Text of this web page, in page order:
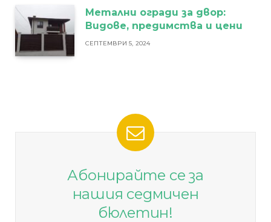
Метални огради за двор:
Видове, предимства и цени
СЕПТЕМВРИ 5, 2024
Абонирайте се за
нашия седмичен
бюлетин!